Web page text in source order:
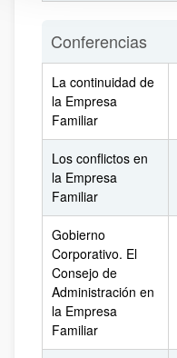
Conferencias
La continuidad de
la Empresa
Familiar
Los conflictos en
la Empresa
Familiar
Gobierno
Corporativo. El
Consejo de
Administración en
la Empresa
Familiar